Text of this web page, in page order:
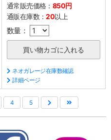
通常販売価格： 850円
通販在庫数：20以上
数量：
ネオガレージ在庫数確認
詳細ページ
4 5